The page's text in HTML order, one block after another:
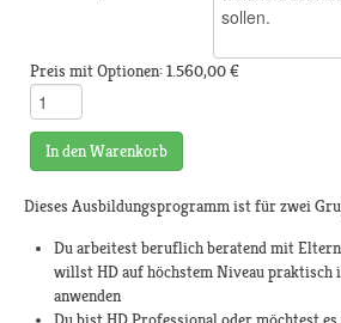
Preis mit Optionen:1.560,00 €
In den Warenkorb
Dieses Ausbildungsprogramm ist für zwei
Du arbeitest beruflich beratend mit
willst HD auf höchstem Niveau praktisch
anwenden